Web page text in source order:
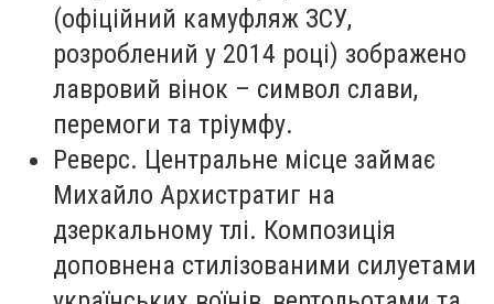
(офіційний камуфляж ЗСУ,
розроблений у 2014 році) зображено
лавровий вінок – символ слави,
перемоги та тріумфу.
Реверс. Центральне місце займає
Михайло Архистратиг на
дзеркальному тлі. Композиція
доповнена стилізованими силуетами